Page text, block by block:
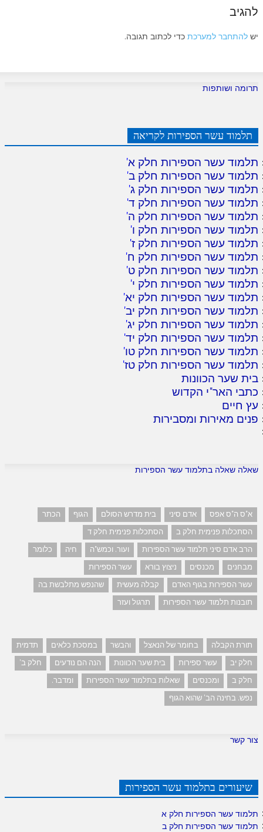
להגיב
יש להתחבר למערכת כדי לכתוב תגובה.
תרומה ושותפות
תלמוד עשר הספירות לקריאה
תלמוד עשר הספירות חלק א'
תלמוד עשר הספירות חלק ב'
תלמוד עשר הספירות חלק ג'
תלמוד עשר הספירות חלק ד'
תלמוד עשר הספירות חלק ה'
תלמוד עשר הספירות חלק ו'
תלמוד עשר הספירות חלק ז'
תלמוד עשר הספירות חלק ח'
תלמוד עשר הספירות חלק ט'
תלמוד עשר הספירות חלק י'
תלמוד עשר הספירות חלק יא'
תלמוד עשר הספירות חלק יב'
תלמוד עשר הספירות חלק יג'
תלמוד עשר הספירות חלק יד'
תלמוד עשר הספירות חלק טו'
תלמוד עשר הספירות חלק טז'
בית שער הכוונות
כתבי האר"י הקדוש
עץ חיים
פנים מאירות ומסבירות
שאלה שאלה בתלמוד עשר הספירות
א"ס ה"ס אפס אדם סיני בית מדרש הסולם הגוף
הכתר
הסתכלות פנימית חלק ב
הסתכלות פנימית חלק ד
הרב אדם סיני תלמוד עשר הספירות
ועור. וכמש"ה חיה
כלומר
מבחנים
מכנסים ניצוץ בורא
עשר הספירות
עשר הספירות בגוף האדם
קבלה מעשית
שהנפש מתלבשת בה
תובנות תלמוד עשר הספירות
תרגול ועזר
תורת הקבלה בחומר של הנאצל והבשר במסכת כלאים
תדמית
חלק יב
עשר ספירות בית שער הכוונות הנה הם נודעים
חלק ב'
חלק ב
ומכנסים שאלות בתלמוד עשר הספירות
ומדבר.
נפש. בחינה הב' שהוא הגוף
צור קשר
שיעורים בתלמוד עשר הספירות
תלמוד עשר הספירות חלק א
תלמוד עשר הספירות חלק ב